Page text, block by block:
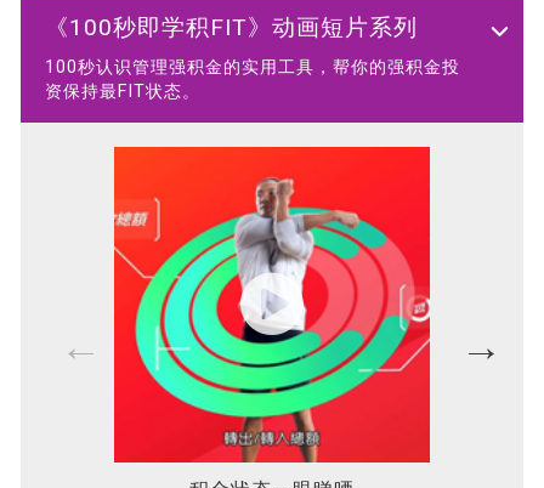
《100秒即学积FIT》动画短片系列
100秒认识管理强积金的实用工具，帮你的强积金投
资保持最FIT状态。